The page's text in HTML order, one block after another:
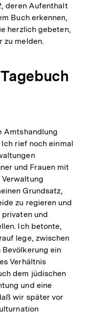
deren Aufenthalt
Buch erkennen,
herzlich gebeten,
zu melden.
Amtshandlung
rief noch einmal
und Frauen mit
Grundsatz,
zu regieren und
und
Ich betonte,
lege, zwischen
ein
Verhältnis
dem jüdischen
und eine
wir später vor